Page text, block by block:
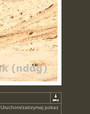
Uruchom/zatrzymaj pokaz